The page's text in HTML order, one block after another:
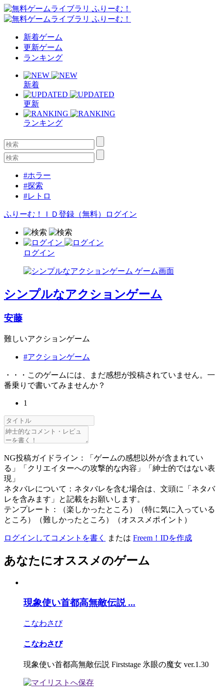
新着ゲーム
更新ゲーム
ランキング
新着
更新
ランキング
#ホラー
#探索
#レトロ
ふりーむ！ＩＤ登録（無料） ログイン
ログイン
シンプルなアクションゲーム
安藤
難しいアクションゲーム
#アクションゲーム
・・・このゲームには、まだ感想が投稿されていません。一
番乗りで書いてみませんか？
1
NG投稿ガイドライン：「ゲームの感想以外が含まれてい
る」「クリエイターへの攻撃的な内容」「紳士的ではない表
現」
ネタバレについて：ネタバレを含む場合は、文頭に「ネタバ
レを含みます」と記載をお願いします。
テンプレート：（楽しかったところ）（特に気に入っている
ところ）（難しかったところ）（オススメポイント）
ログインしてコメントを書く または Freem！IDを作成
あなたにオススメのゲーム
現象使い首都高無敵伝説 ...
こなわさび
こなわさび
現象使い首都高無敵伝説 Firststage 氷眼の魔女 ver.1.30